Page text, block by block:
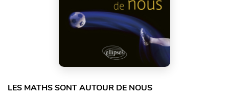
LES MATHS SONT AUTOUR DE NOUS